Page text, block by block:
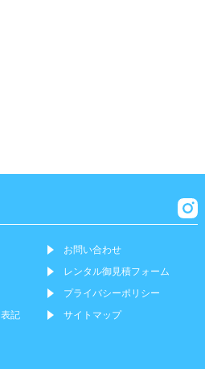
記
お問い合わせ
レンタル御見積フォーム
プライバシーポリシー
サイトマップ